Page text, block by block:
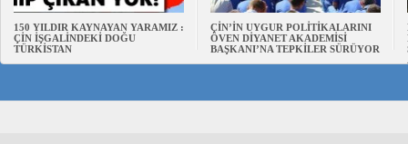
150 YILDIR KAYNAYAN YARAMIZ :
ÇİN İŞGALİNDEKİ DOĞU
TÜRKİSTAN
ÇİN’İN UYGUR POLİTİKALARINI
ÖVEN DİYANET AKADEMİSİ
BAŞKANI’NA TEPKİLER SÜRÜYOR